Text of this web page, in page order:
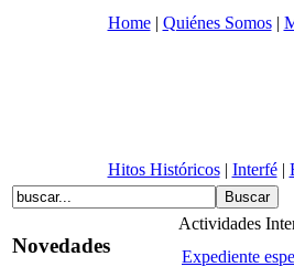
Home| Quiénes Somos|
Hitos Históricos| Interfé|
Novedades
Actividades
Expediente